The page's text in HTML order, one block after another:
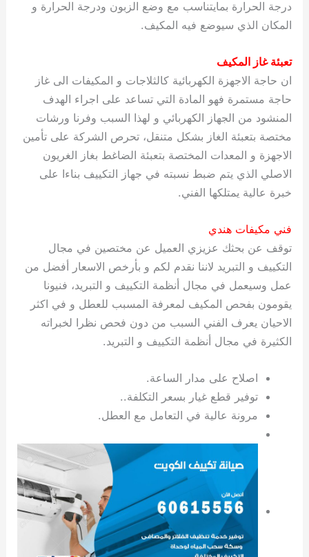
درجة الحرارة بمايتناسب مع وضع الزبون ودرجة الحرارة و
المكان الذي سيوضع فيه المكيف.
تعبئة غاز المكيف
ان حاجة الاجهزة الكهربائية كالثلاجات و المكيفات الى غاز
حاجة مستمرة فهو المادة التي تساعد على اجراء الهدف
المنشود من الجهاز الكهربائي و لهذا السبب وفرنا ورشات
مختصة بتعبئة الغاز بشكل متنقل، تحرص الشركة على تأمين
الاجهزة و المعدات المختصة بتعبئة الضاغط بغاز الغريون
الاصلي الذي يتم ضبط نسبته في جهاز التكييف بناءا على
خبرة عالية يمتلكها الفني.
فني مكيفات هندي
توقف عن بحثك عزيزي العميل عن مختصين في مجال
التكييف و التبريد لاننا نقدم لكم و بأرخص الاسعار أفضل من
عمل وسيعمل في مجال أنظمة التكييف و التبريد، فنيونا
يقومون بفحص المكيف لمعرفة المسبب للعطل و في اكثر
الاحيان يعرف الفني السبب من دون فحص نظرا لخبراته
الكثيرة في مجال أنظمة التكييف و التبريد.
اصلاح على مدار الساعة.
توفير قطع غيار بسعر التكلفة..
مرونة عالية في التعامل مع العطل.